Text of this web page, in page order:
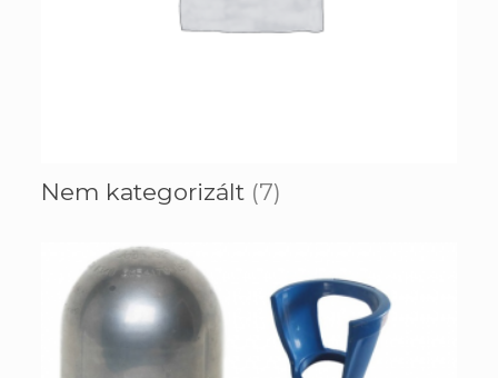
Nem kategorizált (7)